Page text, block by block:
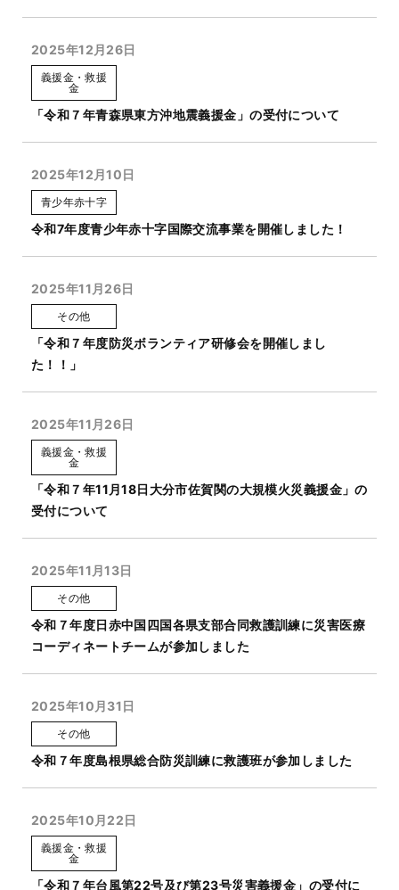
2025年12月26日
義援金・救援
金
「令和７年青森県東方沖地震義援金」の受付について
2025年12月10日
青少年赤十字
令和7年度青少年赤十字国際交流事業を開催しました！
2025年11月26日
その他
「令和７年度防災ボランティア研修会を開催しまし
た！！」
2025年11月26日
義援金・救援
金
「令和７年11月18日大分市佐賀関の大規模火災義援金」の
受付について
2025年11月13日
その他
令和７年度日赤中国四国各県支部合同救護訓練に災害医療
コーディネートチームが参加しました
2025年10月31日
その他
令和７年度島根県総合防災訓練に救護班が参加しました
2025年10月22日
義援金・救援
金
「令和７年台風第22号及び第23号災害義援金」の受付に